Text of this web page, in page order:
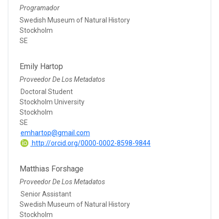
Programador
Swedish Museum of Natural History
Stockholm
SE
Emily Hartop
Proveedor De Los Metadatos
Doctoral Student
Stockholm University
Stockholm
SE
emhartop@gmail.com
http://orcid.org/0000-0002-8598-9844
Matthias Forshage
Proveedor De Los Metadatos
Senior Assistant
Swedish Museum of Natural History
Stockholm